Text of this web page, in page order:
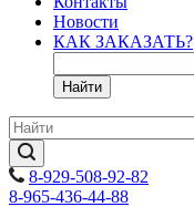
Новости
КАК ЗАКАЗАТЬ?
Найти
8-929-508-92-82
8-965-436-44-88